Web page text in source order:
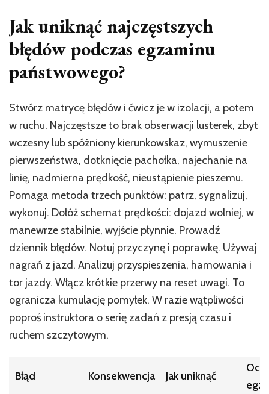
Jak uniknąć najczęstszych
błędów podczas egzaminu
państwowego?
Stwórz matrycę błędów i ćwicz je w izolacji, a potem
w ruchu. Najczęstsze to brak obserwacji lusterek, zbyt
wczesny lub spóźniony kierunkowskaz, wymuszenie
pierwszeństwa, dotknięcie pachołka, najechanie na
linię, nadmierna prędkość, nieustąpienie pieszemu.
Pomaga metoda trzech punktów: patrz, sygnalizuj,
wykonuj. Dołóż schemat prędkości: dojazd wolniej, w
manewrze stabilnie, wyjście płynnie. Prowadź
dziennik błędów. Notuj przyczynę i poprawkę. Używaj
nagrań z jazd. Analizuj przyspieszenia, hamowania i
tor jazdy. Włącz krótkie przerwy na reset uwagi. To
ogranicza kumulację pomyłek. W razie wątpliwości
poproś instruktora o serię zadań z presją czasu i
ruchem szczytowym.
Błąd Konsekwencja Jak uniknąć